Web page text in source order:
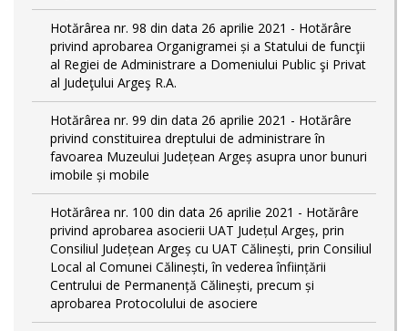
Hotărârea nr. 98 din data 26 aprilie 2021 - Hotărâre
privind aprobarea Organigramei și a Statului de funcţii
al Regiei de Administrare a Domeniului Public şi Privat
al Judeţului Argeş R.A.
Hotărârea nr. 99 din data 26 aprilie 2021 - Hotărâre
privind constituirea dreptului de administrare în
favoarea Muzeului Județean Argeș asupra unor bunuri
imobile și mobile
Hotărârea nr. 100 din data 26 aprilie 2021 - Hotărâre
privind aprobarea asocierii UAT Județul Argeș, prin
Consiliul Județean Argeș cu UAT Călinești, prin Consiliul
Local al Comunei Călinești, în vederea înființării
Centrului de Permanență Călinești, precum și
aprobarea Protocolului de asociere